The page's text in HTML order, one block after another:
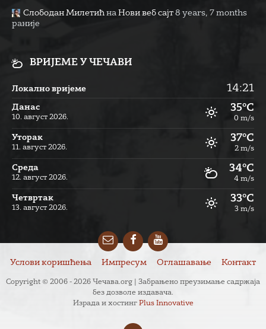
Слободан Милетић на Нови веб сајт 8 years, 7 months
раније
ВРИЈЕМЕ У ЧЕЧАВИ
Локално вријеме 14:21
Данас
10. август 2026.
35°C
0 m/s
Уторак
11. август 2026.
37°C
2 m/s
Cреда
12. август 2026.
34°C
4 m/s
Четвртак
13. август 2026.
33°C
3 m/s
EmailFacebookYouTube
Услови коришћења Импресум Оглашавање Контакт
Copyright © 2006 - 2026 Чечава.org | Забрањено преузимање садржаја
без дозволе издавача.
Израда и хостинг Plus Innovative